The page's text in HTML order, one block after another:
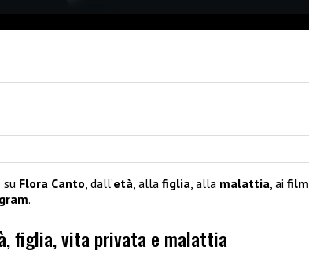
su Flora Canto, dall’età, alla figlia, alla malattia, ai film
.
figlia, vita privata e malattia